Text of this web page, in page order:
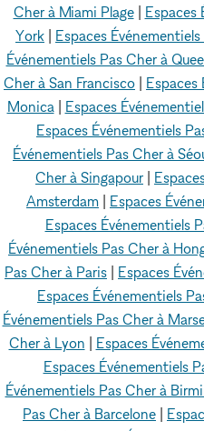
Cher à Miami Plage| Espaces
York
Espaces
Événementiels Pas Cher à
Cher à San Francisco
Espaces
Monica| Espaces
Espaces Événementiels
Événementiels Pas Cher à
Cher à Singapour
Amsterdam
Espaces
Espaces Événementiels
Événementiels Pas Cher à
Pas Cher à Paris
Espaces
Espaces Événementiels
Événementiels Pas Cher à
Cher à Lyon
Espaces
Espaces Événementiels
Événementiels Pas Cher à
Pas Cher à Barcelone